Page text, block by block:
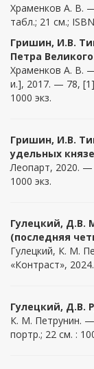
Храменков А. В.
табл.; 21 см.;
Гришин, И.В.
Петра
Храменков А. В.
и.], 2017. — 78, [1]
1000 экз.
Гришин, И.В.
удельных
Леопарт, 2020. —
1000 экз.
Гулецкий, Д.В.
(последняя
Гулецкий, К. М.
«Контраст»,
Гулецкий, Д.В.
К. М. Петрунин.
портр.; 22 см. :